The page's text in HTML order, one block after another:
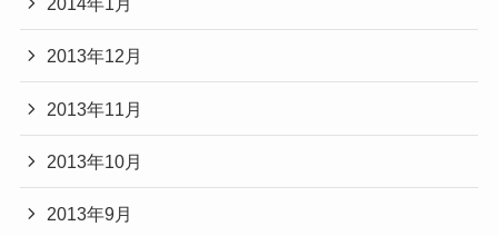
2013年12月
2013年11月
2013年10月
2013年9月